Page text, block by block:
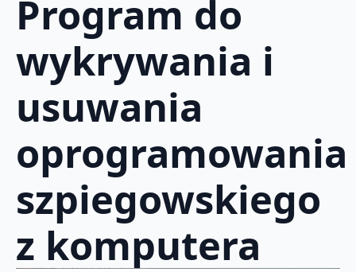
Program do
wykrywania i
usuwania
oprogramowania
szpiegowskiego
z komputera